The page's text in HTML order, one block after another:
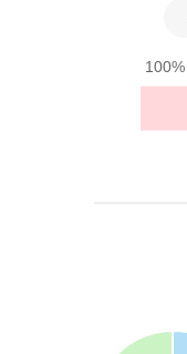
100%